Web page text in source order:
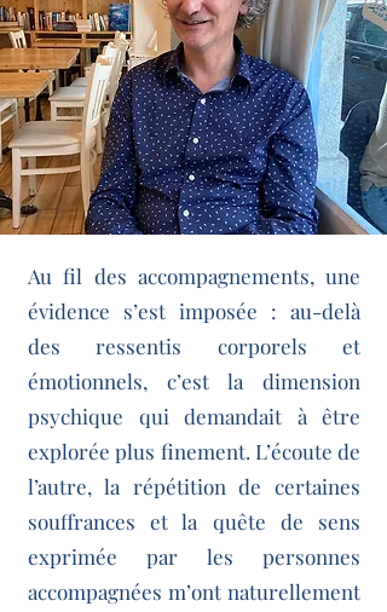
Au fil des accompagnements, une
évidence s’est imposée : au-delà
des ressentis corporels et
émotionnels, c’est la dimension
psychique qui demandait à être
explorée plus finement. L’écoute de
l’autre, la répétition de certaines
souffrances et la quête de sens
exprimée par les personnes
accompagnées m’ont naturellement